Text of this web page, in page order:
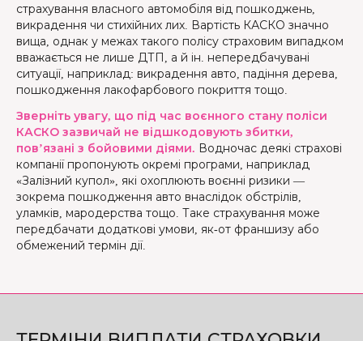
страхування власного автомобіля від пошкоджень,
викрадення чи стихійних лих. Вартість КАСКО значно
вища, однак у межах такого полісу страховим випадком
вважається не лише ДТП, а й ін. непередбачувані
ситуації, наприклад: викрадення авто, падіння дерева,
пошкодження лакофарбового покриття тощо.
Зверніть увагу, що під час воєнного стану поліси
КАСКО зазвичай не відшкодовують збитки,
пов’язані з бойовими діями. Водночас деякі страхові
компанії пропонують окремі програми, наприклад
«Залізний купол», які охоплюють воєнні ризики —
зокрема пошкодження авто внаслідок обстрілів,
уламків, мародерства тощо. Таке страхування може
передбачати додаткові умови, як-от франшизу або
обмежений термін дії.